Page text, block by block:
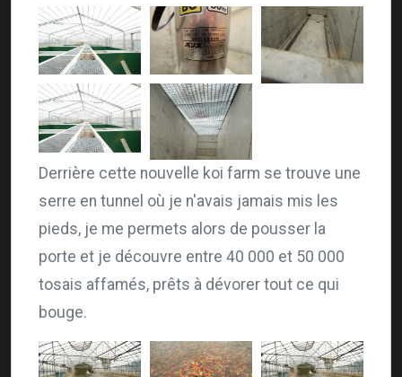
Derrière cette nouvelle koi farm se trouve une
serre en tunnel où je n'avais jamais mis les
pieds, je me permets alors de pousser la
porte et je découvre entre 40 000 et 50 000
tosais affamés, prêts à dévorer tout ce qui
bouge.